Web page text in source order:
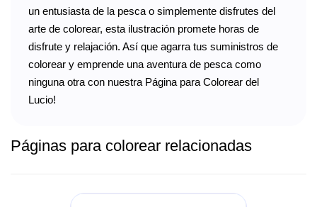
un entusiasta de la pesca o simplemente disfrutes del
arte de colorear, esta ilustración promete horas de
disfrute y relajación. Así que agarra tus suministros de
colorear y emprende una aventura de pesca como
ninguna otra con nuestra Página para Colorear del
Lucio!
Páginas para colorear relacionadas